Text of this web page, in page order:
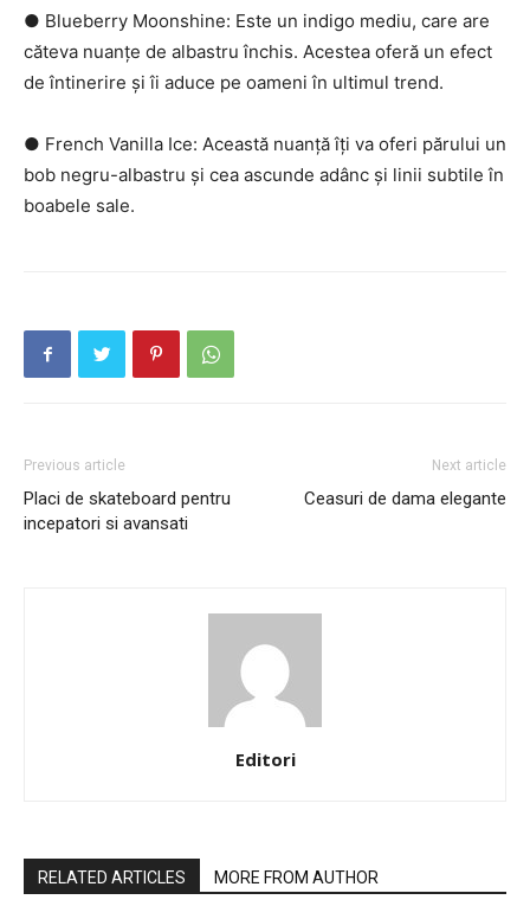
● Blueberry Moonshine: Este un indigo mediu, care are
căteva nuanțe de albastru închis. Acestea oferă un efect
de întinerire și îi aduce pe oameni în ultimul trend.
● French Vanilla Ice: Această nuanță îți va oferi părului un
bob negru-albastru și cea ascunde adânc și linii subtile în
boabele sale.
Previous article
Placi de skateboard pentru
incepatori si avansati
Next article
Ceasuri de dama elegante
Editori
RELATED ARTICLES MORE FROM AUTHOR